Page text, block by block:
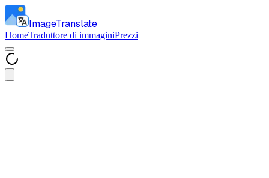
ImageTranslate
HomeTraduttore di immaginiPrezzi